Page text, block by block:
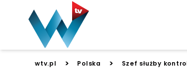
wtv.pl > Polska > Szef służby